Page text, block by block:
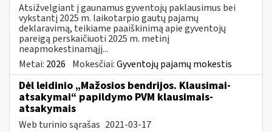
Atsižvelgiant į gaunamus gyventojų paklausimus bei
vykstantį 2025 m. laikotarpio gautų pajamų
deklaravimą, teikiame paaiškinimą apie gyventojų
pareigą perskaičiuoti 2025 m. metinį
neapmokestinamąjį...
Metai: 2026 Mokesčiai:Gyventojų pajamų mokestis
Dėl leidinio „Mažosios bendrijos. Klausimai-
atsakymai“ papildymo PVM klausimais-
atsakymais
Web turinio sąrašas 2021-03-17